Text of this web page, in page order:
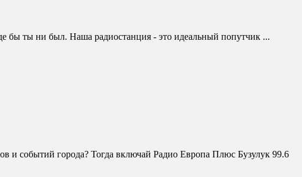
бы ты ни был. Наша радиостанция - это идеальный попутчик ...
и событий города? Тогда включай Радио Европа Плюс Бузулук 99.6